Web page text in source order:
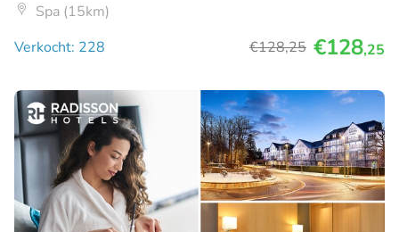
Spa (15km)
Verkocht: 228
€128,25 €128,25